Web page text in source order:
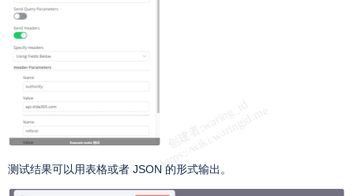
测试结果可以用表格或者 JSON 的形式输出。